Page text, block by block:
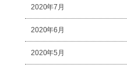
2020年7月
2020年6月
2020年5月